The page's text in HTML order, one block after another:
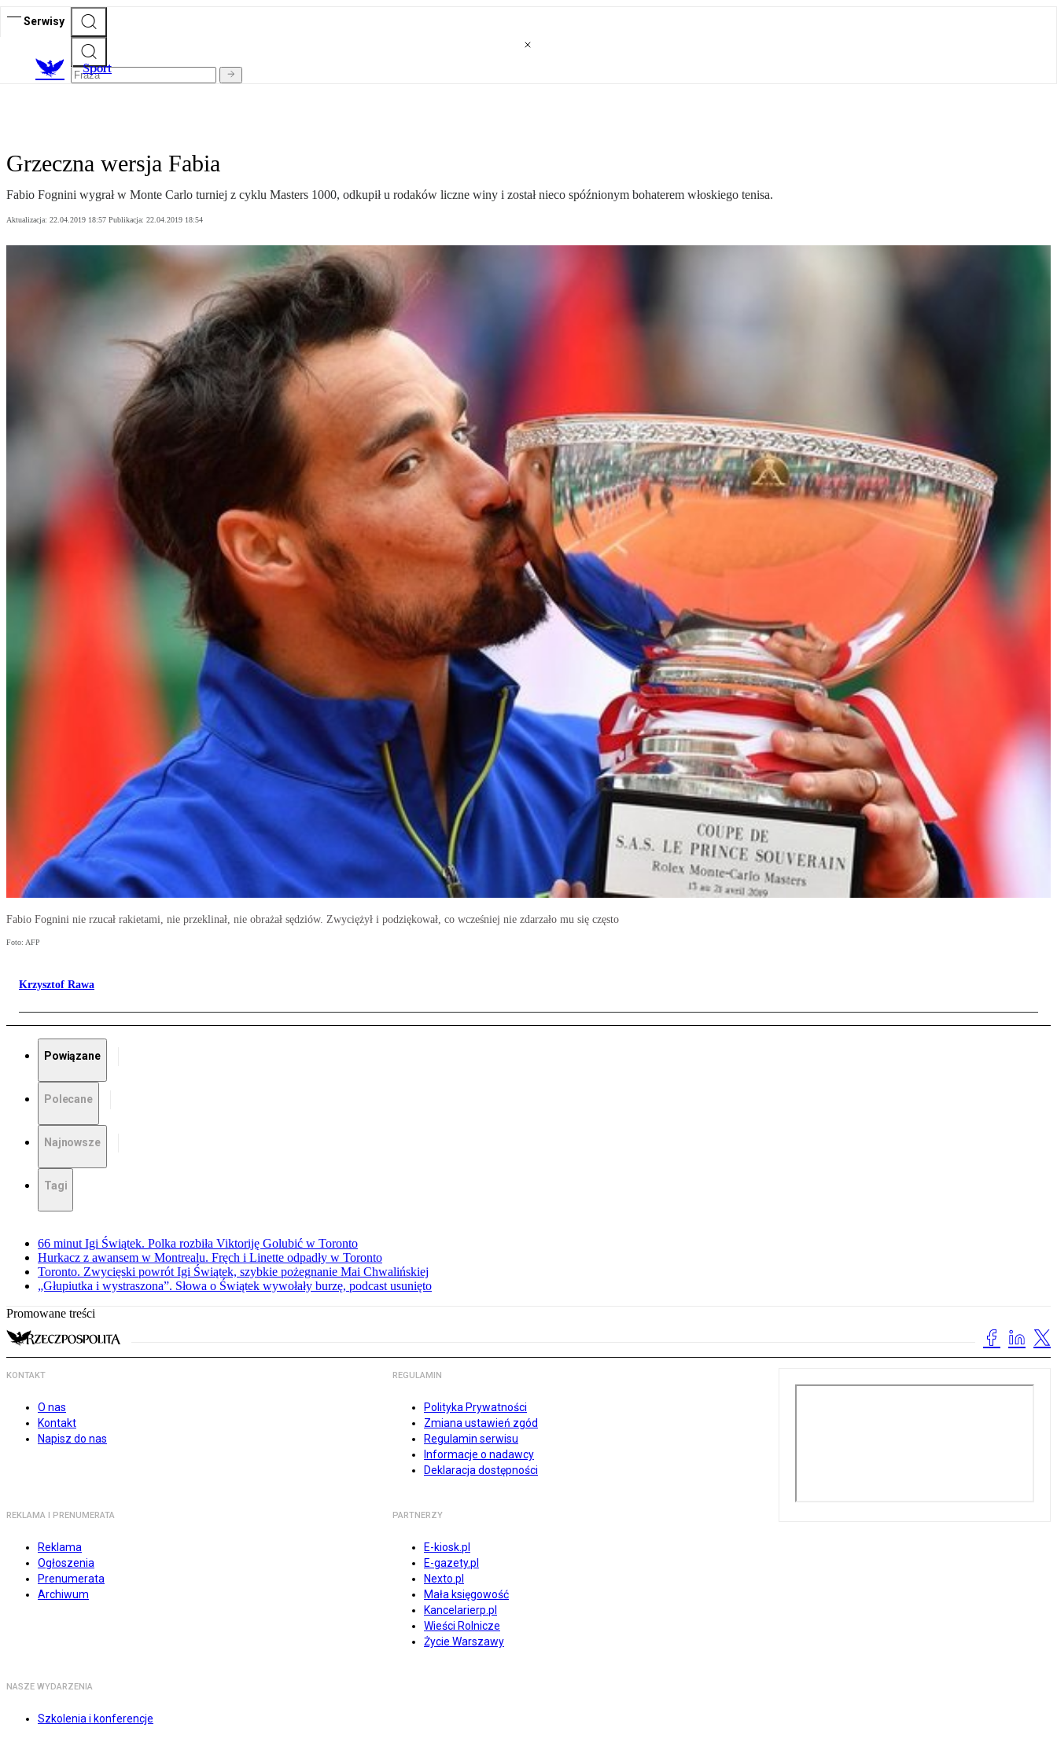
Serwisy
Sport
Grzeczna wersja Fabia
Fabio Fognini wygrał w Monte Carlo turniej z cyklu Masters 1000, odkupił u rodaków liczne winy i został nieco spóźnionym bohaterem włoskiego tenisa.
Aktualizacja: 22.04.2019 18:57 Publikacja: 22.04.2019 18:54
Fabio Fognini nie rzucał rakietami, nie przeklinał, nie obrażał sędziów. Zwyciężył i podziękował, co wcześniej nie zdarzało mu się często
Foto: AFP
Krzysztof Rawa
Powiązane
Polecane
Najnowsze
Tagi
66 minut Igi Świątek. Polka rozbiła Viktoriję Golubić w Toronto
Hurkacz z awansem w Montrealu. Fręch i Linette odpadły w Toronto
Toronto. Zwycięski powrót Igi Świątek, szybkie pożegnanie Mai Chwalińskiej
„Głupiutka i wystraszona”. Słowa o Świątek wywołały burzę, podcast usunięto
Promowane treści
KONTAKT
O nas
Kontakt
Napisz do nas
REGULAMIN
Polityka Prywatności
Zmiana ustawień zgód
Regulamin serwisu
Informacje o nadawcy
Deklaracja dostępności
REKLAMA I PRENUMERATA
Reklama
Ogłoszenia
Prenumerata
Archiwum
PARTNERZY
E-kiosk.pl
E-gazety.pl
Nexto.pl
Mała księgowość
Kancelarierp.pl
Wieści Rolnicze
Życie Warszawy
NASZE WYDARZENIA
Szkolenia i konferencje